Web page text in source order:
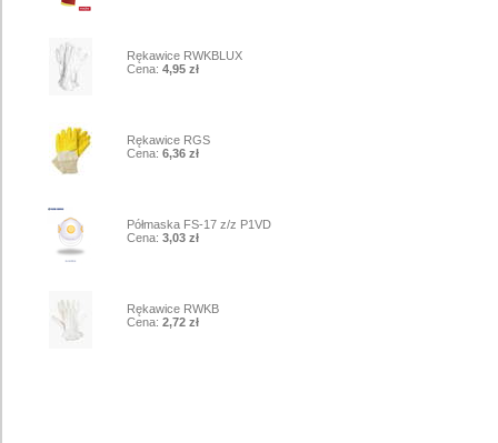
Rękawice RWKBLUX
Cena: 4,95 zł
Rękawice RGS
Cena: 6,36 zł
Półmaska FS-17 z/z P1VD
Cena: 3,03 zł
Rękawice RWKB
Cena: 2,72 zł